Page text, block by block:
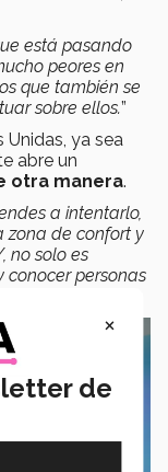
está pasando
peores en
que también se
sobre ellos.”
ya sea
abre un
otra manera.
a intentarlo,
zona de confort y
no solo es
conocer personas
×
de